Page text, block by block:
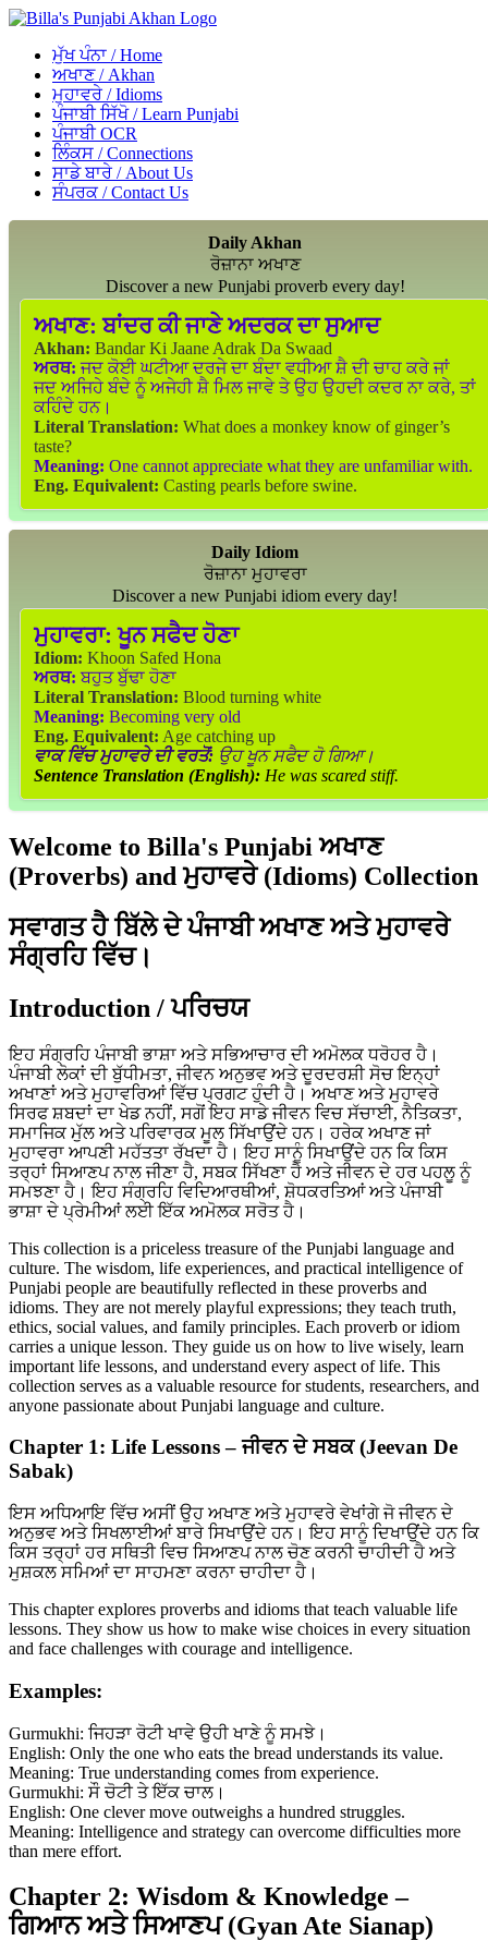
ਮੁੱਖ ਪੰਨਾ / Home
ਅਖਾਣ / Akhan
ਮੁਹਾਵਰੇ / Idioms
ਪੰਜਾਬੀ ਸਿੱਖੋ / Learn Punjabi
ਪੰਜਾਬੀ OCR
ਲਿੰਕਸ / Connections
ਸਾਡੇ ਬਾਰੇ / About Us
ਸੰਪਰਕ / Contact Us
Daily Akhan
ਰੋਜ਼ਾਨਾ ਅਖਾਣ
Discover a new Punjabi proverb every day!
ਅਖਾਣ: ਬਾਂਦਰ ਕੀ ਜਾਣੇ ਅਦਰਕ ਦਾ ਸੁਆਦ
Akhan: Bandar Ki Jaane Adrak Da Swaad
ਅਰਥ: ਜਦ ਕੋਈ ਘਟੀਆ ਦਰਜੇ ਦਾ ਬੰਦਾ ਵਧੀਆ ਸ਼ੈ ਦੀ ਚਾਹ ਕਰੇ ਜਾਂ
ਜਦ ਅਜਿਹੇ ਬੰਦੇ ਨੂੰ ਅਜੇਹੀ ਸ਼ੈ ਮਿਲ ਜਾਵੇ ਤੇ ਉਹ ਉਹਦੀ ਕਦਰ ਨਾ ਕਰੇ, ਤਾਂ
ਕਹਿੰਦੇ ਹਨ।
Literal Translation: What does a monkey know of ginger’s
taste?
Meaning: One cannot appreciate what they are unfamiliar with.
Eng. Equivalent: Casting pearls before swine.
Daily Idiom
ਰੋਜ਼ਾਨਾ ਮੁਹਾਵਰਾ
Discover a new Punjabi idiom every day!
ਮੁਹਾਵਰਾ: ਖੂਨ ਸਫੈਦ ਹੋਣਾ
Idiom: Khoon Safed Hona
ਅਰਥ: ਬਹੁਤ ਬੁੱਢਾ ਹੋਣਾ
Literal Translation: Blood turning white
Meaning: Becoming very old
Eng. Equivalent: Age catching up
ਵਾਕ ਵਿੱਚ ਮੁਹਾਵਰੇ ਦੀ ਵਰਤੋਂ: ਉਹ ਖੂਨ ਸਫੈਦ ਹੋ ਗਿਆ।
Sentence Translation (English): He was scared stiff.
Welcome to Billa's Punjabi ਅਖਾਣ
(Proverbs) and ਮੁਹਾਵਰੇ (Idioms) Collection
ਸਵਾਗਤ ਹੈ ਬਿੱਲੇ ਦੇ ਪੰਜਾਬੀ ਅਖਾਣ ਅਤੇ ਮੁਹਾਵਰੇ
ਸੰਗ੍ਰਹਿ ਵਿੱਚ।
Introduction / ਪਰਿਚਯ
ਇਹ ਸੰਗ੍ਰਹਿ ਪੰਜਾਬੀ ਭਾਸ਼ਾ ਅਤੇ ਸਭਿਆਚਾਰ ਦੀ ਅਮੋਲਕ ਧਰੋਹਰ ਹੈ।
ਪੰਜਾਬੀ ਲੋਕਾਂ ਦੀ ਬੁੱਧੀਮਤਾ, ਜੀਵਨ ਅਨੁਭਵ ਅਤੇ ਦੂਰਦਰਸ਼ੀ ਸੋਚ ਇਨ੍ਹਾਂ
ਅਖਾਣਾਂ ਅਤੇ ਮੁਹਾਵਰਿਆਂ ਵਿੱਚ ਪ੍ਰਗਟ ਹੁੰਦੀ ਹੈ। ਅਖਾਣ ਅਤੇ ਮੁਹਾਵਰੇ
ਸਿਰਫ ਸ਼ਬਦਾਂ ਦਾ ਖੇਡ ਨਹੀਂ, ਸਗੋਂ ਇਹ ਸਾਡੇ ਜੀਵਨ ਵਿਚ ਸੱਚਾਈ, ਨੈਤਿਕਤਾ,
ਸਮਾਜਿਕ ਮੁੱਲ ਅਤੇ ਪਰਿਵਾਰਕ ਮੂਲ ਸਿੱਖਾਉਂਦੇ ਹਨ। ਹਰੇਕ ਅਖਾਣ ਜਾਂ
ਮੁਹਾਵਰਾ ਆਪਣੀ ਮਹੱਤਤਾ ਰੱਖਦਾ ਹੈ। ਇਹ ਸਾਨੂੰ ਸਿਖਾਉਂਦੇ ਹਨ ਕਿ ਕਿਸ
ਤਰ੍ਹਾਂ ਸਿਆਣਪ ਨਾਲ ਜੀਣਾ ਹੈ, ਸਬਕ ਸਿੱਖਣਾ ਹੈ ਅਤੇ ਜੀਵਨ ਦੇ ਹਰ ਪਹਲੂ ਨੂੰ
ਸਮਝਣਾ ਹੈ। ਇਹ ਸੰਗ੍ਰਹਿ ਵਿਦਿਆਰਥੀਆਂ, ਸ਼ੋਧਕਰਤਿਆਂ ਅਤੇ ਪੰਜਾਬੀ
ਭਾਸ਼ਾ ਦੇ ਪ੍ਰੇਮੀਆਂ ਲਈ ਇੱਕ ਅਮੋਲਕ ਸਰੋਤ ਹੈ।
This collection is a priceless treasure of the Punjabi language and
culture. The wisdom, life experiences, and practical intelligence of
Punjabi people are beautifully reflected in these proverbs and
idioms. They are not merely playful expressions; they teach truth,
ethics, social values, and family principles. Each proverb or idiom
carries a unique lesson. They guide us on how to live wisely, learn
important life lessons, and understand every aspect of life. This
collection serves as a valuable resource for students, researchers, and
anyone passionate about Punjabi language and culture.
Chapter 1: Life Lessons – ਜੀਵਨ ਦੇ ਸਬਕ (Jeevan De
Sabak)
ਇਸ ਅਧਿਆਇ ਵਿੱਚ ਅਸੀਂ ਉਹ ਅਖਾਣ ਅਤੇ ਮੁਹਾਵਰੇ ਵੇਖਾਂਗੇ ਜੋ ਜੀਵਨ ਦੇ
ਅਨੁਭਵ ਅਤੇ ਸਿਖਲਾਈਆਂ ਬਾਰੇ ਸਿਖਾਉਂਦੇ ਹਨ। ਇਹ ਸਾਨੂੰ ਦਿਖਾਉਂਦੇ ਹਨ ਕਿ
ਕਿਸ ਤਰ੍ਹਾਂ ਹਰ ਸਥਿਤੀ ਵਿਚ ਸਿਆਣਪ ਨਾਲ ਚੋਣ ਕਰਨੀ ਚਾਹੀਦੀ ਹੈ ਅਤੇ
ਮੁਸ਼ਕਲ ਸਮਿਆਂ ਦਾ ਸਾਹਮਣਾ ਕਰਨਾ ਚਾਹੀਦਾ ਹੈ।
This chapter explores proverbs and idioms that teach valuable life
lessons. They show us how to make wise choices in every situation
and face challenges with courage and intelligence.
Examples:
Gurmukhi: ਜਿਹੜਾ ਰੋਟੀ ਖਾਵੇ ਉਹੀ ਖਾਣੇ ਨੂੰ ਸਮਝੇ।
English: Only the one who eats the bread understands its value.
Meaning: True understanding comes from experience.
Gurmukhi: ਸੌ ਚੋਟੀ ਤੇ ਇੱਕ ਚਾਲ।
English: One clever move outweighs a hundred struggles.
Meaning: Intelligence and strategy can overcome difficulties more
than mere effort.
Chapter 2: Wisdom & Knowledge –
ਗਿਆਨ ਅਤੇ ਸਿਆਣਪ (Gyan Ate Sianap)